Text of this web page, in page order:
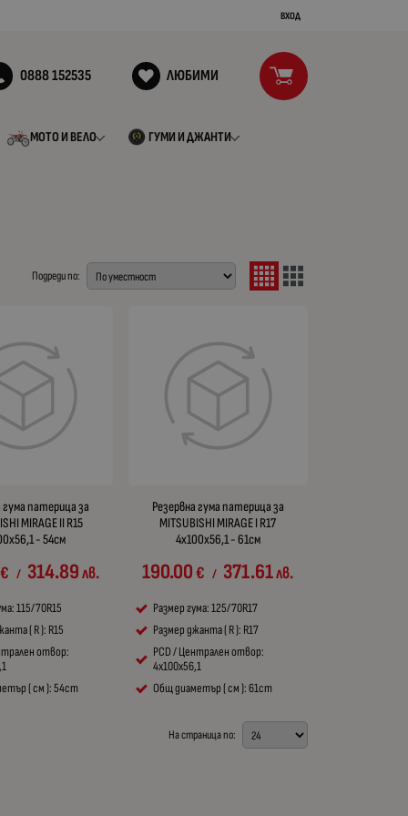
ВХОД
0888 152535 ЛЮБИМИ
МОТО И ВЕЛО ГУМИ И ДЖАНТИ
Подреди по:
гума патерица за
MIRAGE II R15
- 54см
€ / 314.89лв.
115/70R15
( R ): R15
отвор:
( см ): 54cm
Резервна гума патерица за
MITSUBISHI MIRAGE I R17
4x100x56,1 - 61см
190.00€ / 371.61лв.
Размер гума: 125/70R17
Размер джанта ( R ): R17
PCD / Централен отвор:
4x100x56,1
Общ диаметър ( см ): 61cm
На страница по: